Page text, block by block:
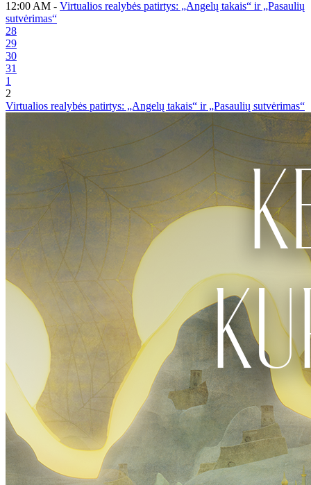
12:00 AM - Virtualios realybės patirtys: „Angelų takais“ ir „Pasaulių
sutvėrimas“
28
29
30
31
1
2
Virtualios realybės patirtys: „Angelų takais“ ir „Pasaulių sutvėrimas“